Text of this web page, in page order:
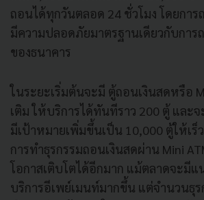
ถอนได้ทุกวันตลอด 24 ชั่วโมง โดยกา
มีความปลอดภัยมาตรฐานเดียวกับการ
ของธนาคาร
ในระยะเริ่มต้นจะมี ตู้ถอนเงินสดหรือ
เติม ให้บริการได้ทันทีราว 200 ตู้ และ
มีเป้าหมายเพิ่มขึ้นเป็น 10,000 ตู้ให้เร็
การทำธุรกรรมถอนเงินสดผ่าน Mini
โอกาสเติบโตได้อีกมาก แม้ตลาดจะมีแ
บริการอีเพย์เมนท์มากขึ้น แต่จำนวนธุ